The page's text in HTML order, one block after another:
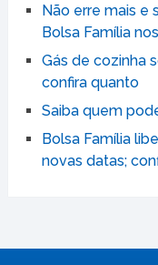
Não erre mais e
Bolsa Família
Gás de cozinha
confira quanto
Saiba quem
Bolsa Família
novas datas;